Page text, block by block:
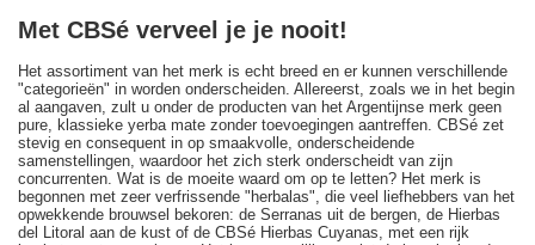
Met CBSé verveel je je nooit!
Het assortiment van het merk is echt breed en er kunnen verschillende
"categorieën" in worden onderscheiden. Allereerst, zoals we in het begin
al aangaven, zult u onder de producten van het Argentijnse merk geen
pure, klassieke yerba mate zonder toevoegingen aantreffen. CBSé zet
stevig en consequent in op smaakvolle, onderscheidende
samenstellingen, waardoor het zich sterk onderscheidt van zijn
concurrenten. Wat is de moeite waard om op te letten? Het merk is
begonnen met zeer verfrissende "herbalas", die veel liefhebbers van het
opwekkende brouwsel bekoren: de Serranas uit de bergen, de Hierbas
del Litoral aan de kust of de CBSé Hierbas Cuyanas, met een rijk